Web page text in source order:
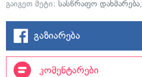
გაიგეთ მეტი: სასწრაფო დახმარება,
გაზიარება
კომენტარები